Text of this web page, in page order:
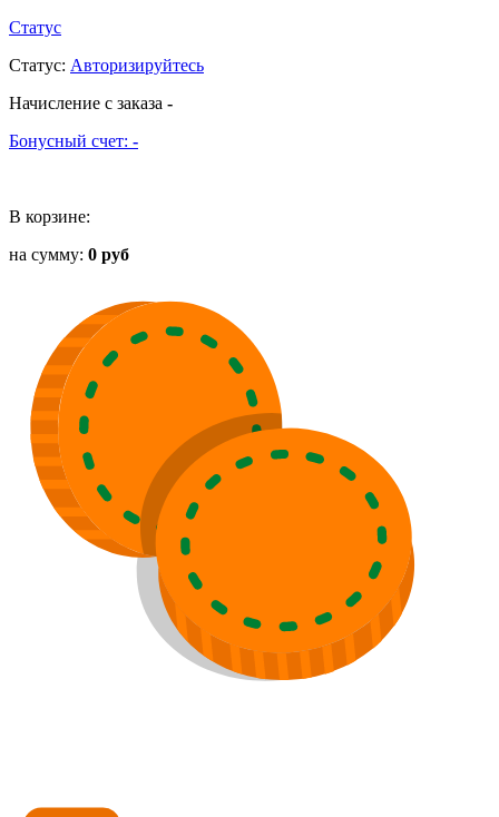
Статус
Статус: Авторизируйтесь
Начисление с заказа -
Бонусный счет: -
В корзине:
на сумму: 0 руб